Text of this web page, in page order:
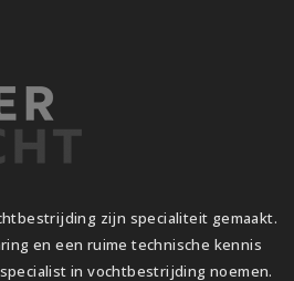
zijn specialiteit gemaakt.
en een ruime technische kennis
in vochtbestrijding noemen.